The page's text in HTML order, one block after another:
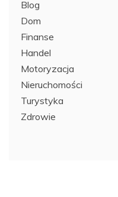
Blog
Dom
Finanse
Handel
Motoryzacja
Nieruchomości
Turystyka
Zdrowie